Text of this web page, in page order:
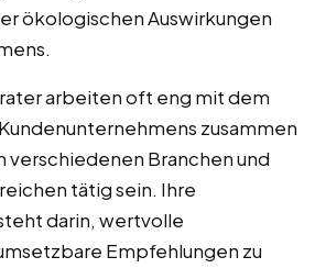
ökologischen Auswirkungen
arbeiten oft eng mit dem
zusammen
verschiedenen Branchen und
tätig sein. Ihre
darin, wertvolle
Empfehlungen zu